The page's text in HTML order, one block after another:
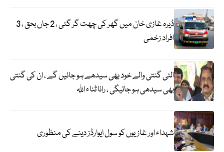
ڈیرہ غازی خان میں گھر کی چھت گر گئی ، 2 جاں بحق ، 3
افراد زخمی
الٹی گنتی والے خود بھی سیدھے ہو جائیں گے ، ان کی گنتی
بھی سیدھی ہو جائیگی ، رانا ثناء اللہ
شہداء اور غازیوں کو سول ایوارڈز دینے کی منظوری